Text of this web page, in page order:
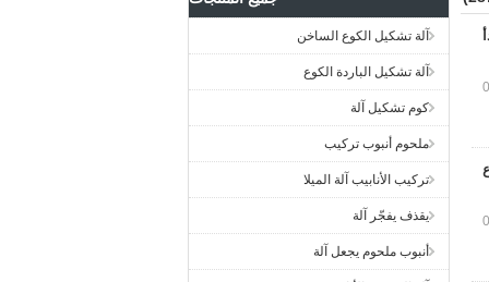
آلة تشكيل الكوع الساخن
آلة تشكيل الباردة الكوع
كوم تشكيل آلة
ملحوم أنبوب تركيب
تركيب الأنابيب آلة الميلا
يقذف يفجّر آلة
أنبوب ملحوم يجعل آلة